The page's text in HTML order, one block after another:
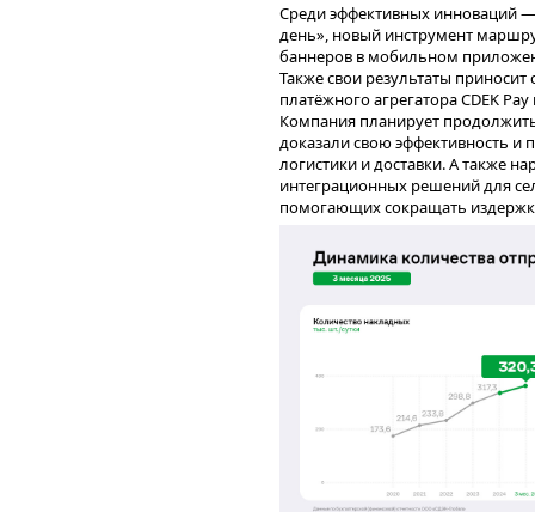
Среди эффективных инноваций
день», новый инструмент
баннеров в мобильном
Также свои результаты приносит
платёжного агрегатора CDEK
Компания планирует
доказали свою эффективность и
логистики и доставки. А также
интеграционных решений для
помогающих сокращать